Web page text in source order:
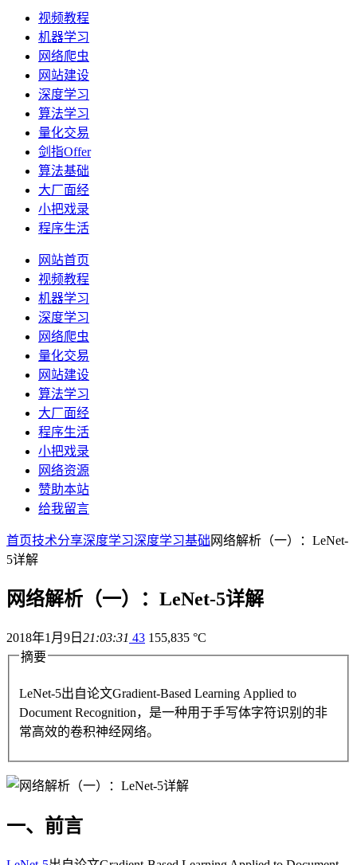
视频教程
机器学习
网络爬虫
网站建设
深度学习
算法学习
量化交易
剑指Offer
算法基础
大厂面经
小把戏录
程序生活
网站首页
视频教程
机器学习
深度学习
网络爬虫
量化交易
网站建设
算法学习
大厂面经
程序生活
小把戏录
网络资源
赞助本站
给我留言
首页技术分享深度学习深度学习基础 网络解析（一）：LeNet-
5详解
网络解析（一）：LeNet-5详解
2018年1月9日 21:03:31 43 155,835 °C
摘要
LeNet-5出自论文Gradient-Based Learning Applied to
Document Recognition，是一种用于手写体字符识别的非
常高效的卷积神经网络。
一、前言